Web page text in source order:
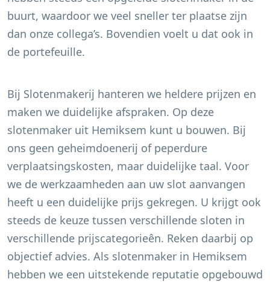
buurt, waardoor we veel sneller ter plaatse zijn
dan onze collega’s. Bovendien voelt u dat ook in
de portefeuille.
Bij Slotenmakerij hanteren we heldere prijzen en
maken we duidelijke afspraken. Op deze
slotenmaker uit Hemiksem kunt u bouwen. Bij
ons geen geheimdoenerij of peperdure
verplaatsingskosten, maar duidelijke taal. Voor
we de werkzaamheden aan uw slot aanvangen
heeft u een duidelijke prijs gekregen. U krijgt ook
steeds de keuze tussen verschillende sloten in
verschillende prijscategorieên. Reken daarbij op
objectief advies. Als slotenmaker in Hemiksem
hebben we een uitstekende reputatie opgebouwd